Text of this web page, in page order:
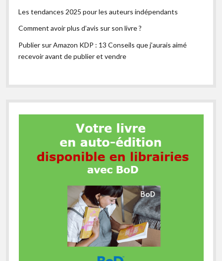
Les tendances 2025 pour les auteurs indépendants
Comment avoir plus d’avis sur son livre ?
Publier sur Amazon KDP : 13 Conseils que j’aurais aimé
recevoir avant de publier et vendre